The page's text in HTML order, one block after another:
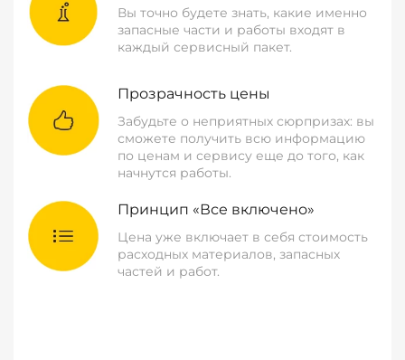
Вы точно будете знать, какие именно
запасные части и работы входят в
каждый сервисный пакет.
Прозрачность цены
Забудьте о неприятных сюрпризах: вы
сможете получить всю информацию
по ценам и сервису еще до того, как
начнутся работы.
Принцип «Все включено»
Цена уже включает в себя стоимость
расходных материалов, запасных
частей и работ.